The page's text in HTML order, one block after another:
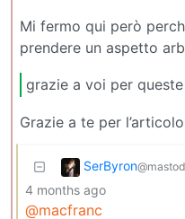
Mi fermo qui però
prendere un aspetto
grazie a voi per
Grazie a te per
SerByron
4 months ago
@macfranc